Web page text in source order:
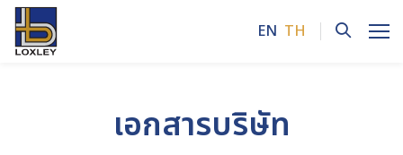
EN TH
เอกสารบริษัท